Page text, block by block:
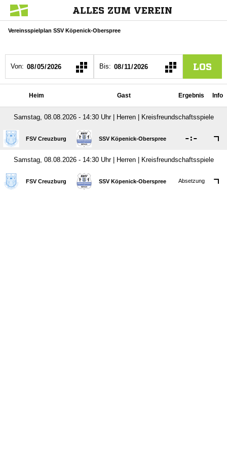
ALLES ZUM VEREIN
Vereinsspielplan SSV Köpenick-Oberspree
Von: Bis: LOS
Heim Gast Ergebnis Info
Samstag, 08.08.2026 - 14:30 Uhr | Herren | Kreisfreundschaftsspiele
FSV Creuzburg SSV Köpenick-Oberspree :
Samstag, 08.08.2026 - 14:30 Uhr | Herren | Kreisfreundschaftsspiele
FSV Creuzburg SSV Köpenick-Oberspree Absetzung